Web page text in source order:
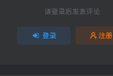
请登录后发表评论
登录 注册